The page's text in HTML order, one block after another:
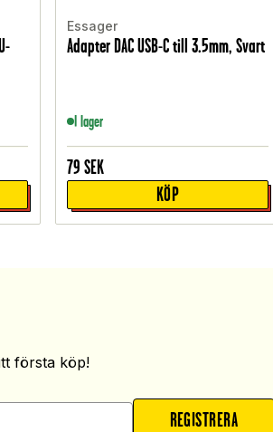
Essager
Adapter DAC USB-C till 3.5mm, Svart
I lager
79 SEK
KÖP
första köp!
REGISTRERA